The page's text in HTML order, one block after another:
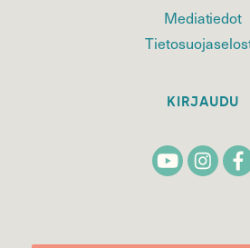
Mediatiedot
KIRJAUDU